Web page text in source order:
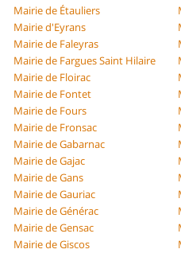
Mairie de Étauliers
Mairie d'Eyrans
Mairie de Faleyras
Mairie de Fargues Saint Hilaire
Mairie de Floirac
Mairie de Fontet
Mairie de Fours
Mairie de Fronsac
Mairie de Gabarnac
Mairie de Gajac
Mairie de Gans
Mairie de Gauriac
Mairie de Générac
Mairie de Gensac
Mairie de Giscos